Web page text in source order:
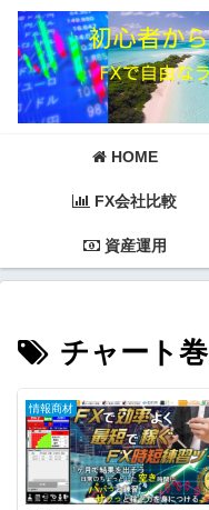
HOME
FX会社比較
資産運用
チャート
情報商材